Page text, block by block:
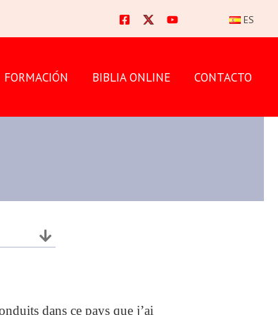
ES
FORMACIÓN BIBLIA ONLINE CONTACTO
dans ce pays que j’ai